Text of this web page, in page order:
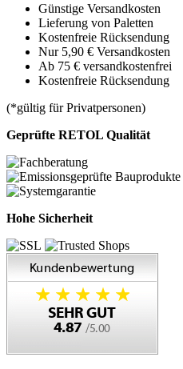
Günstige Versandkosten
Lieferung von Paletten
Kostenfreie Rücksendung
Nur 5,90 € Versandkosten
Ab 75 € versandkostenfrei
Kostenfreie Rücksendung
(*gültig für Privatpersonen)
Geprüfte RETOL Qualität
Hohe Sicherheit